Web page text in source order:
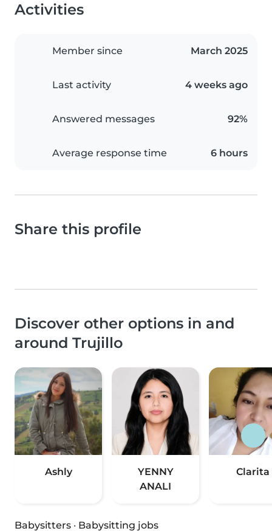
Activities
Member since March 2025
Last activity 4 weeks ago
Answered messages 92%
Average response time 6 hours
Share this profile
Discover other options in and
around Trujillo
Ashly
YENNY
ANALI
Clarita
Babysitters · Babysitting jobs